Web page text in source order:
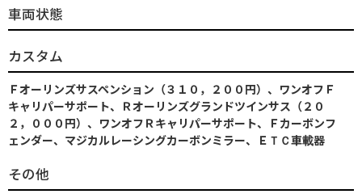
車両状態
カスタム
Ｆオーリンズサスペンション（３１０，２００円）、ワンオフＦ
キャリパーサポート、Ｒオーリンズグランドツインサス（２０
２，０００円）、ワンオフＲキャリパーサポート、Ｆカーボンフ
ェンダー、マジカルレーシングカーボンミラー、ＥＴＣ車載器
その他